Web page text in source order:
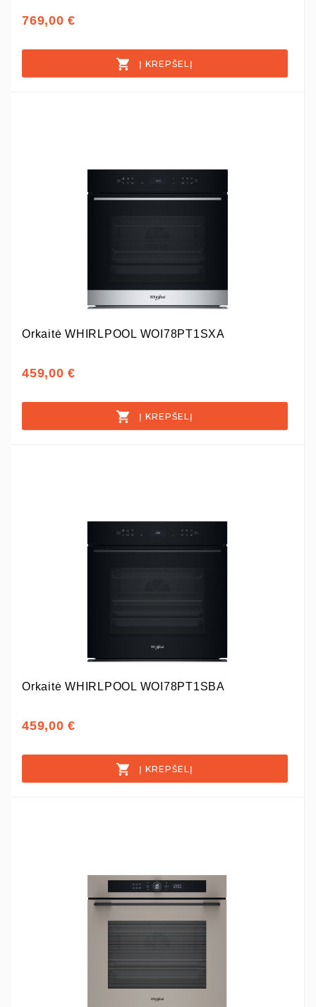
769,00 €
Į KREPŠELĮ
Orkaitė WHIRLPOOL WOI78PT1SXA
459,00 €
Į KREPŠELĮ
Orkaitė WHIRLPOOL WOI78PT1SBA
459,00 €
Į KREPŠELĮ